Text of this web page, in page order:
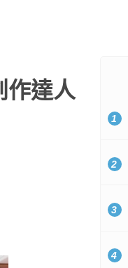
作達人
1
2
3
4